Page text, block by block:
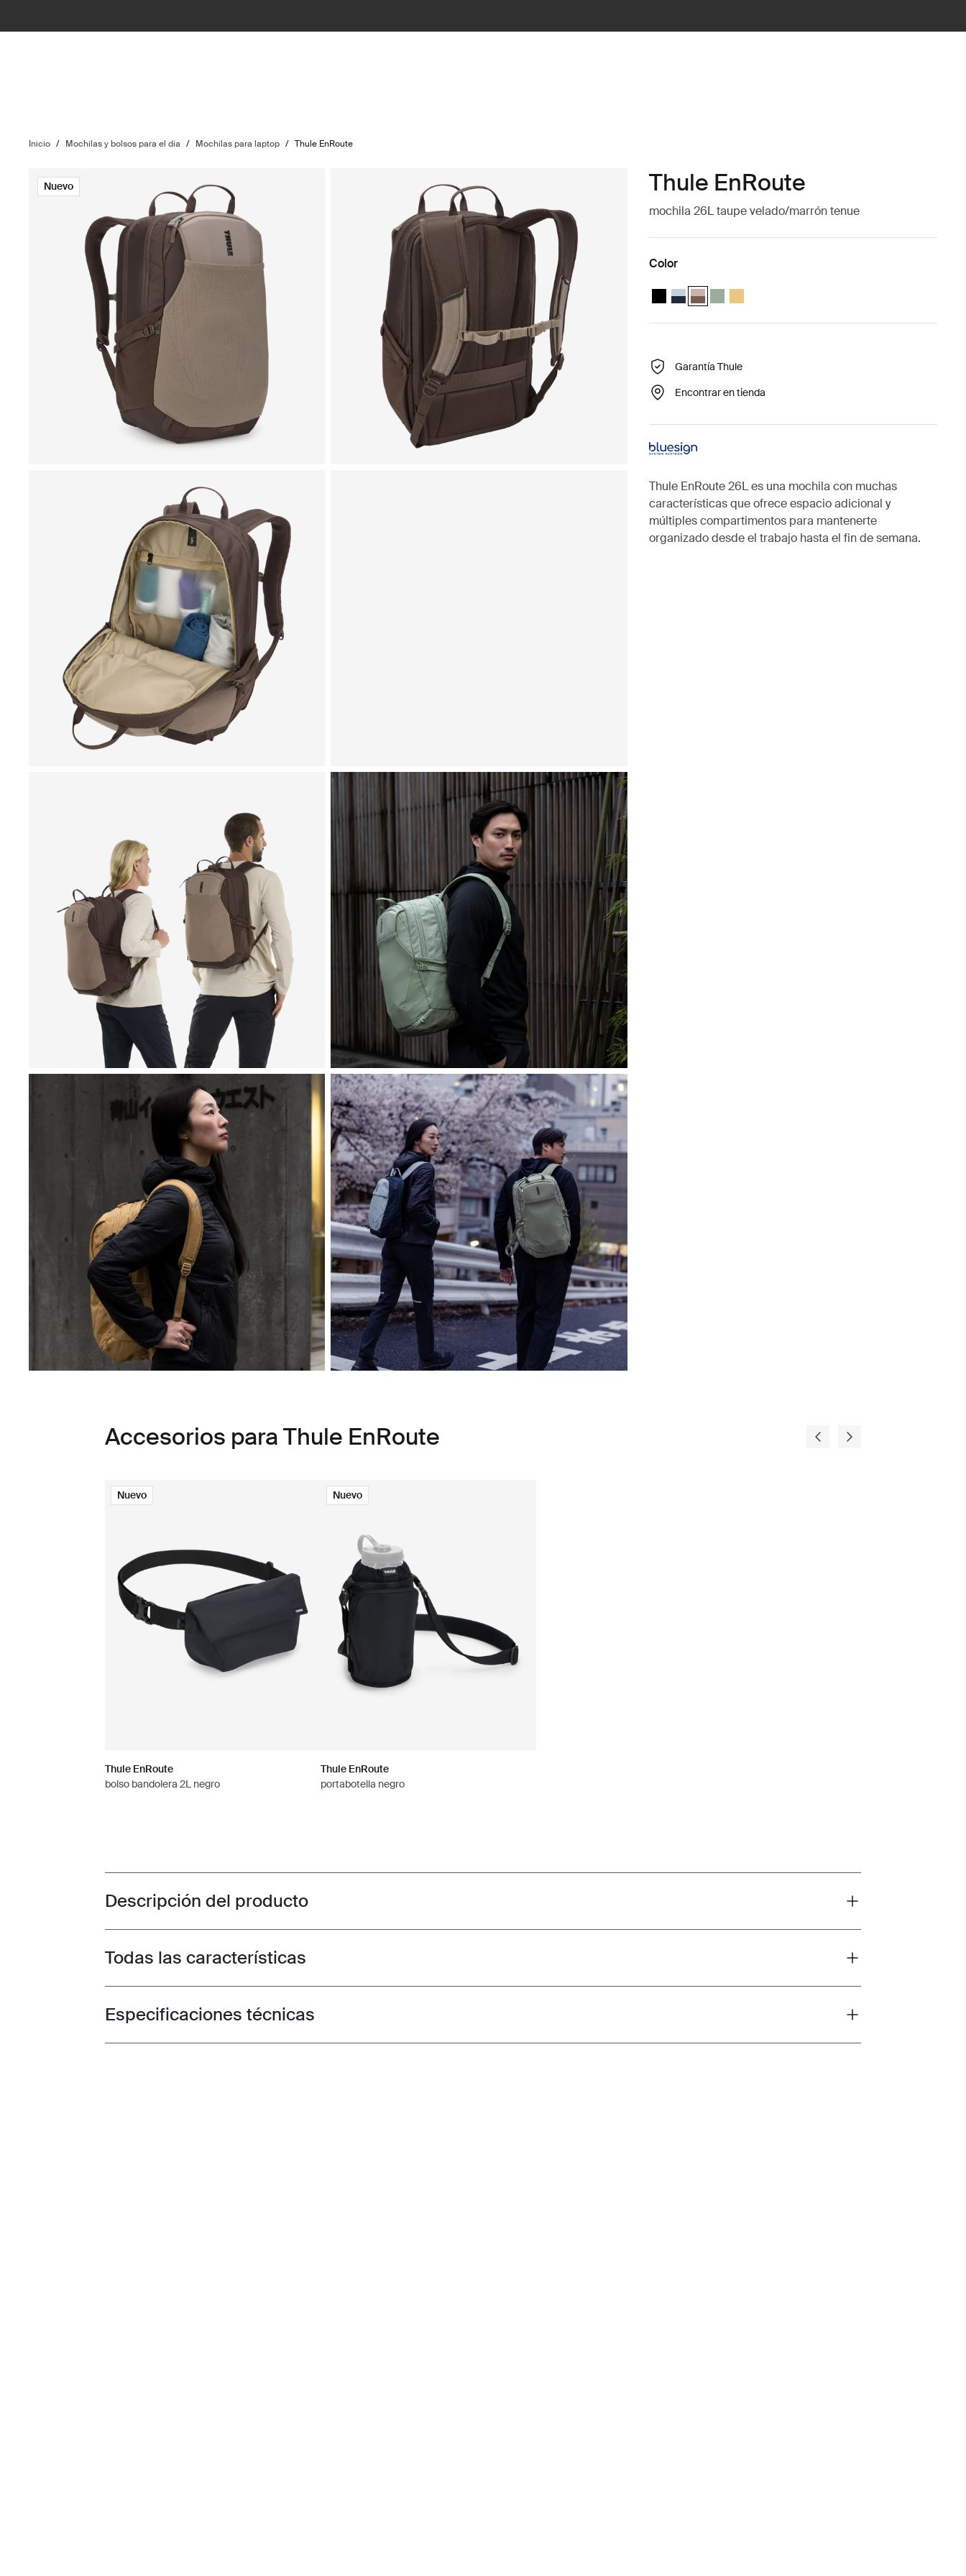
Inicio / Mochilas y bolsos para el día / Mochilas para laptop / Thule EnRoute
Nuevo Thule EnRoute
mochila 26L taupe velado/marrón tenue
Color
Thule EnRoute backpack 26L Negro
Thule EnRoute backpack 26L Azul suave/el azul más oscuro
Thule EnRoute backpack 26L Taupe velado/marrón tenue
Thule EnRoute backpack 26L Verde suave
Thule EnRoute backpack 26L Amarillo pálido
Garantía Thule
Encontrar en tienda
Thule EnRoute 26L es una mochila con muchas
características que ofrece espacio adicional y
múltiples compartimentos para mantenerte
organizado desde el trabajo hasta el fin de semana.
Accesorios para Thule EnRoute
Nuevo
Thule EnRoute
bolso bandolera 2L negro
Nuevo
Thule EnRoute
portabotella negro
Toggle overview
Descripción del producto
Toggle features
Todas las características
Toggle techspec
Especificaciones técnicas